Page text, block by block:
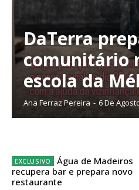
Planos de
Faça-se assinante do Região de
DaTerra
comunitário
escola da
Ana Ferraz Pereira - 6 De
Água de Madeiros
recupera bar e prepara novo
restaurante